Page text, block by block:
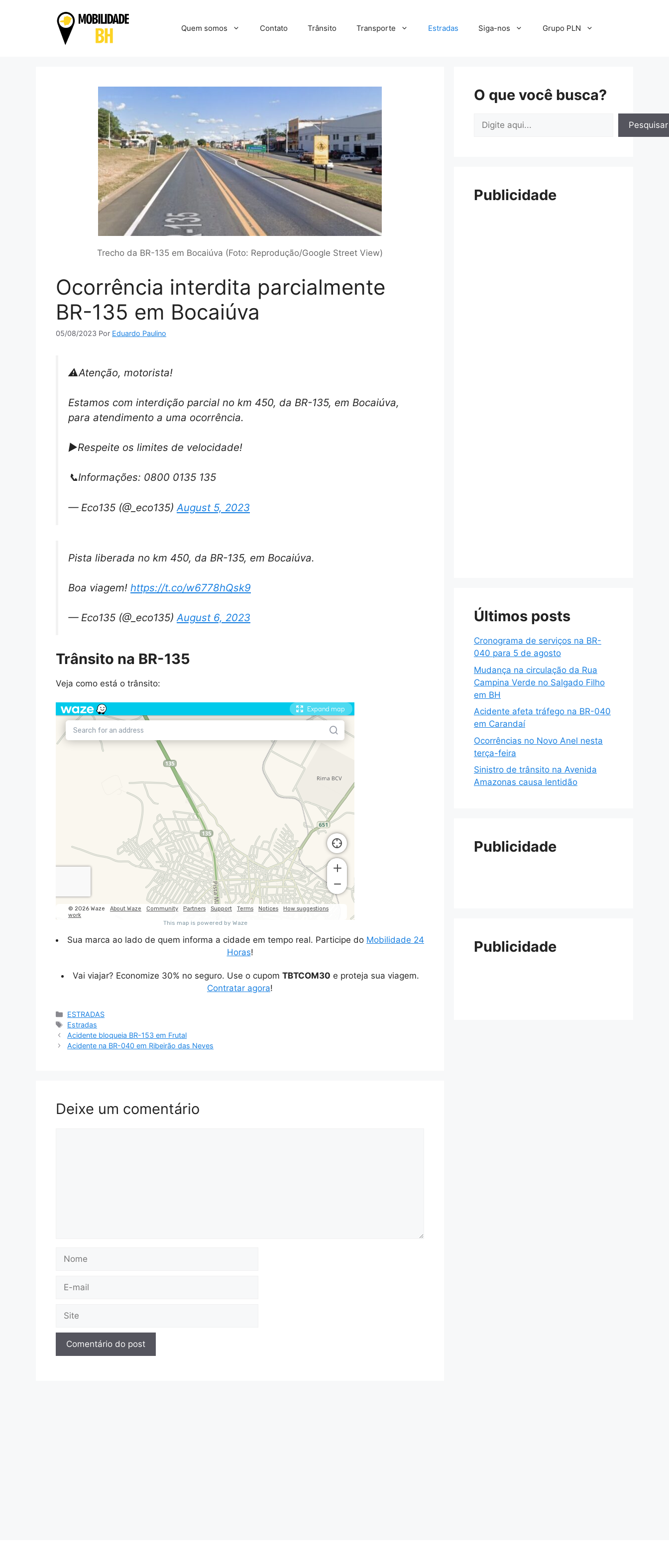
Quem somos Contato Trânsito Transporte Estradas Siga-nos Grupo PLN
Trecho da BR-135 em Bocaiúva (Foto: Reprodução/Google Street View)
Ocorrência interdita parcialmente
BR-135 em Bocaiúva
05/08/2023 Por Eduardo Paulino
⚠️Atenção, motorista!
Estamos com interdição parcial no km 450, da BR-135, em Bocaiúva,
para atendimento a uma ocorrência.
▶️Respeite os limites de velocidade!
📞Informações: 0800 0135 135
— Eco135 (@_eco135) August 5, 2023
Pista liberada no km 450, da BR-135, em Bocaiúva.
Boa viagem! https://t.co/w6778hQsk9
— Eco135 (@_eco135)August 6, 2023
Trânsito na BR-135
Veja como está o trânsito:
Sua marca ao lado de quem informa a cidade em tempo real. Participe do Mobilidade 24
Horas!
Vai viajar? Economize 30% no seguro. Use o cupom TBTCOM30 e proteja sua viagem.
Contratar agora!
Categorias
ESTRADAS
Tags
Estradas
Acidente bloqueia BR-153 em Frutal
Acidente na BR-040 em Ribeirão das Neves
Deixe um comentário
Nome
Site
O que você busca?
Pesquisar
Pesquisar
Publicidade
Últimos posts
Cronograma de serviços na BR-
040 para 5 de agosto
Mudança na circulação da Rua
Campina Verde no Salgado Filho
em BH
Acidente afeta tráfego na BR-040
em Carandaí
Ocorrências no Novo Anel nesta
terça-feira
Sinistro de trânsito na Avenida
Amazonas causa lentidão
Publicidade
Publicidade